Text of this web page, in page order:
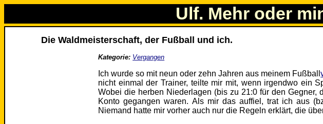
Ulf. Mehr oder
Die Waldmeisterschaft, der Fußball und ich.
Kategorie: Vergangen
Ich wurde so mit neun oder zehn Jahren aus meinem Fußball
nicht einmal der Trainer, teilte mir mit, wenn irgendwo ein
Wobei die herben Niederlagen (bis zu 21:0 für den Gegner,
Konto gegangen waren. Als mir das auffiel, trat ich aus
Niemand hatte mir vorher auch nur die Regeln erklärt, die